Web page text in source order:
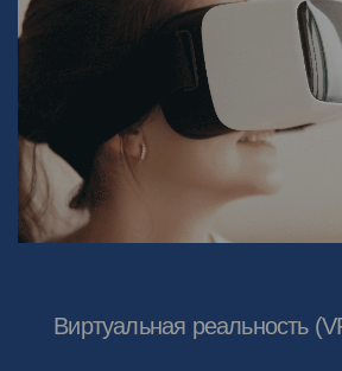
Виртуальная реальность